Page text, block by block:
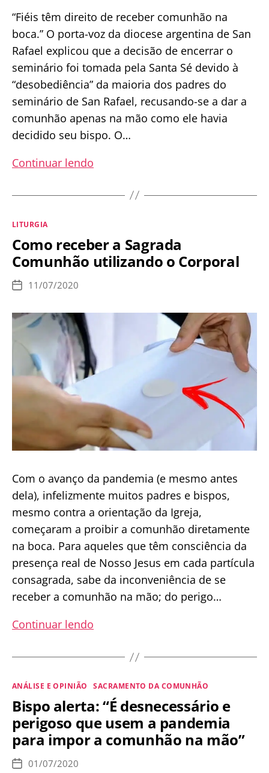
“Fiéis têm direito de receber comunhão na
boca.” O porta-voz da diocese argentina de San
Rafael explicou que a decisão de encerrar o
seminário foi tomada pela Santa Sé devido à
“desobediência” da maioria dos padres do
seminário de San Rafael, recusando-se a dar a
comunhão apenas na mão como ele havia
decidido seu bispo. O…
Continuar lendo
fechado
recusa
do
obrigar
fiéis
a
Comunhão
na
mão
Categorias
LITURGIA
Como receber a Sagrada
Comunhão utilizando o Corporal
Data
publicação
11/07/2020
Com o avanço da pandemia (e mesmo antes
dela), infelizmente muitos padres e bispos,
mesmo contra a orientação da Igreja,
começaram a proibir a comunhão diretamente
na boca. Para aqueles que têm consciência da
presença real de Nosso Jesus em cada partícula
consagrada, sabe da inconveniência de se
receber a comunhão na mão; do perigo…
Continuar lendo
a
Comunhão
utilizando
o
Corporal
Categorias
ANÁLISE E OPINIÃO SACRAMENTO DA COMUNHÃO
Bispo alerta: “É desnecessário e
perigoso que usem a pandemia
para impor a comunhão na mão”
Data01/07/2020